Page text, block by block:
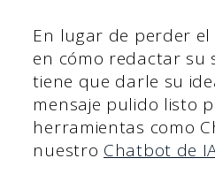
En lugar de perder
en cómo redactar su
tiene que darle su
mensaje pulido listo
herramientas como
nuestro Chatbot de